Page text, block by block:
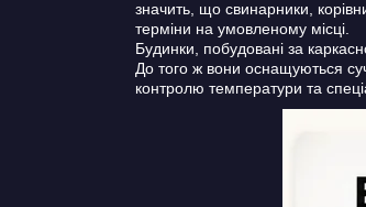
значить, що свинарники,
терміни на умовленому місці.
Будинки, побудовані за
До того ж вони оснащуються
контролю температури та